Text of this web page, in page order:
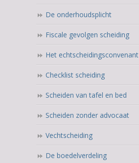
De onderhoudsplicht
Fiscale gevolgen scheiding
Het echtscheidingsconvenant
Checklist scheiding
Scheiden van tafel en bed
Scheiden zonder advocaat
Vechtscheiding
De boedelverdeling